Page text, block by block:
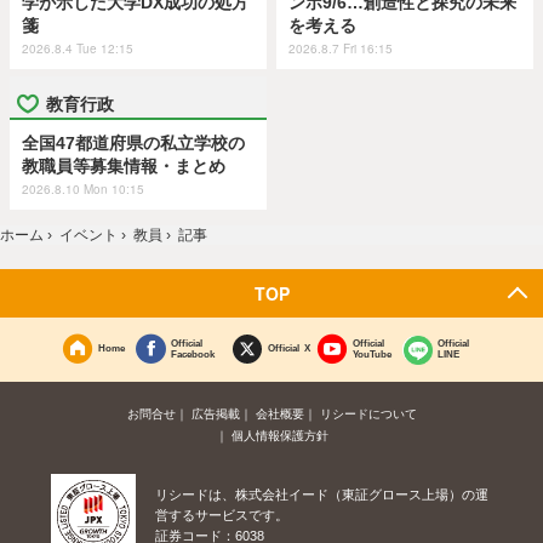
箋
2026.8.4 Tue 12:15
を考える
2026.8.7 Fri 16:15
教育行政
全国47都道府県の私立学校の
教職員等募集情報・まとめ
2026.8.10 Mon 10:15
ホーム › イベント › 教員 › 記事
TOP
Home
Official
Facebook
Official X
Official
YouTube
Official
LINE
お問合せ 広告掲載 会社概要
リシードについて
個人情報保護方針
リシードは、株式会社イード（東証グロース上場）の運
営するサービスです。
証券コード：6038